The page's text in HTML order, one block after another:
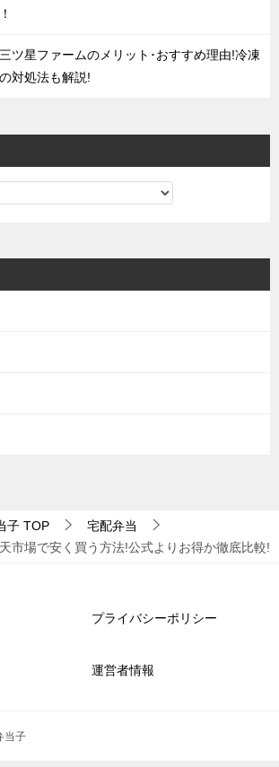
ツ星ファームのメリット･おすすめ理由!冷凍
対処法も解説!
子 TOP
宅配弁当
市場で安く買う方法!公式よりお得か徹底比較!
プライバシーポリシー
運営者情報
当子